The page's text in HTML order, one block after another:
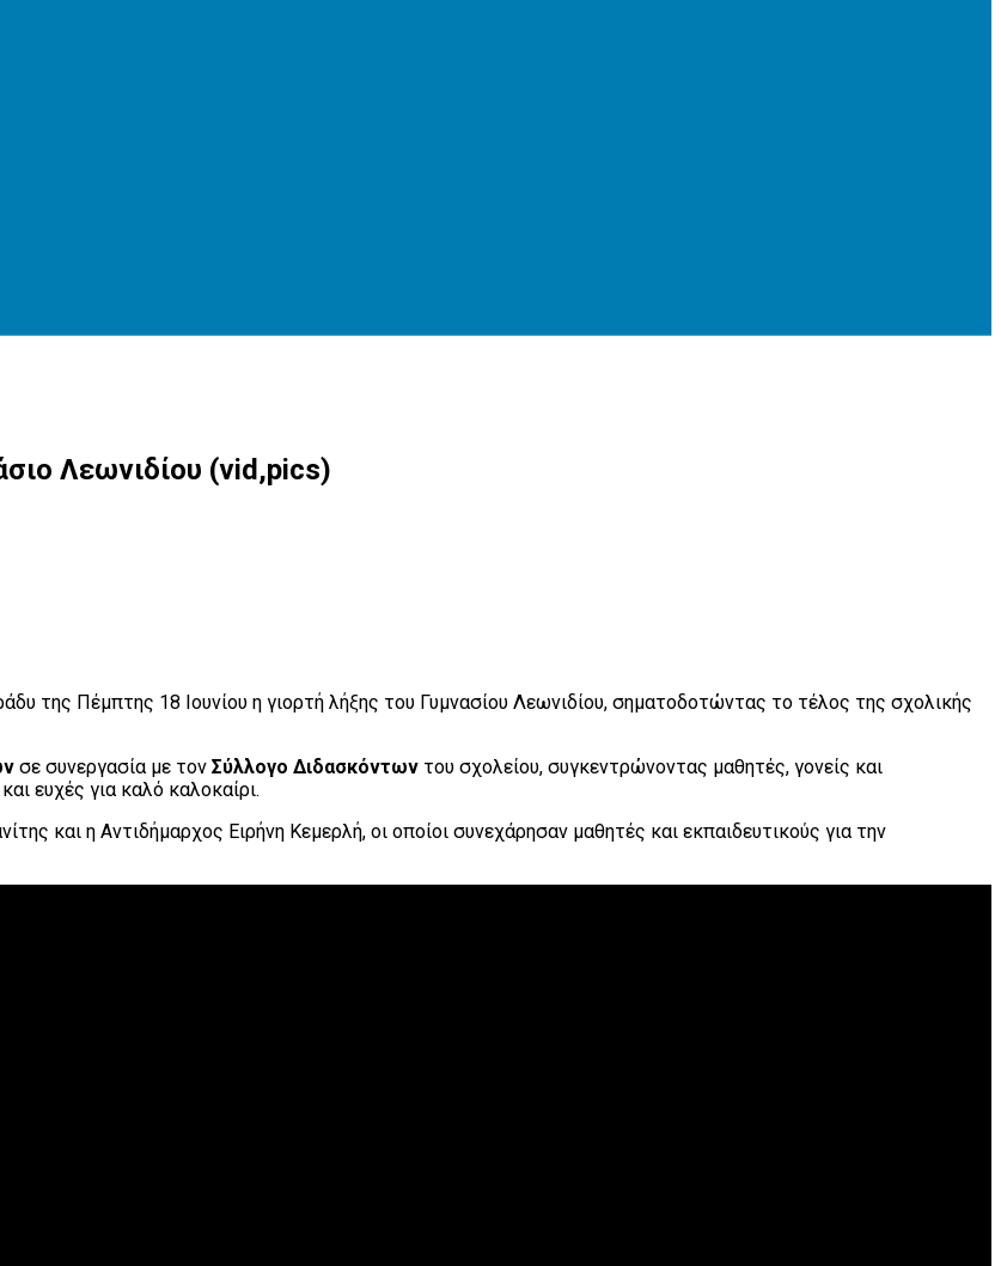
Λεωνιδίου (vid,pics)
της Πέμπτης 18 Ιουνίου η γιορτή λήξης του Γυμνασίου Λεωνιδίου, σηματοδοτώντας το τέλος της σχολικής
σε συνεργασία με τον Σύλλογο Διδασκόντων του σχολείου, συγκεντρώνοντας μαθητές, γονείς και
ευχές για καλό καλοκαίρι.
και η Αντιδήμαρχος Ειρήνη Κεμερλή, οι οποίοι συνεχάρησαν μαθητές και εκπαιδευτικούς για την